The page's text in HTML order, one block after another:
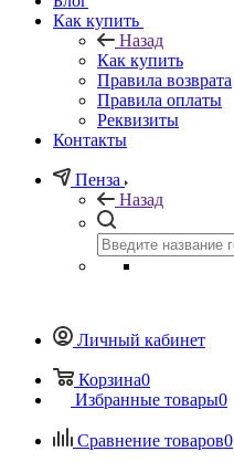
Как купить
Назад
Как купить
Правила возврата
Правила оплаты
Реквизиты
Контакты
Пенза
Назад
Личный кабинет
Корзина0
Избранные товары0
Сравнение товаров0